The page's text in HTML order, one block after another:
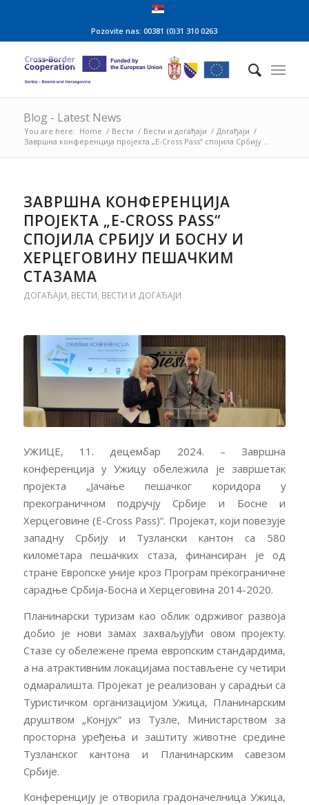
Pozovite nas: 00381 (0)31 310 0263
Blog - Latest News
You are here: Home / Вести / Вести и догађаји / Догађаји /
Завршна конференција пројекта „Е-Cross Pass“ спојила Србију ...
ЗАВРШНА КОНФЕРЕНЦИЈА
ПРОЈЕКТА „Е-CROSS PASS“
СПОЈИЛА СРБИЈУ И БОСНУ И
ХЕРЦЕГОВИНУ ПЕШАЧКИМ
СТАЗАМА
ДОГАЂАЈИ, ВЕСТИ, ВЕСТИ И ДОГАЂАЈИ
УЖИЦЕ, 11. децембар 2024. – Завршна
конференција у Ужицу обележила је завршетак
пројекта „Јачање пешачког коридора у
прекограничном подручју Србије и Босне и
Херцеговине (Е-Cross Pass)“. Пројекат, који повезује
западну Србију и Тузлански кантон са 580
километара пешачких стаза, финансиран је од
стране Европске уније кроз Програм прекограничне
сарадње Србија-Босна и Херцеговина 2014-2020.
Планинарски туризам као облик одрживог развоја
добио је нови замах захваљујући овом пројекту.
Стазе су обележене према европским стандардима,
а на атрактивним локацијама постављене су четири
одмаралишта. Пројекат је реализован у сарадњи са
Туристичком организацијом Ужица, Планинарским
друштвом „Конјух“ из Тузле, Министарством за
просторна уређења и заштиту животне средине
Тузланског кантона и Планинарским савезом
Србије.
Конференцију је отворила градоначелница Ужица,